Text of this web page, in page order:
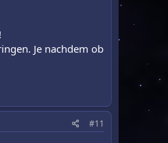
Je nachdem ob
#11